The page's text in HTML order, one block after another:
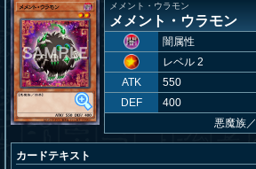
メメント・ウラモン
メメント・ウラモン
闇属性
レベル 2
ATK
550
DEF
400
悪魔族／
カードテキスト